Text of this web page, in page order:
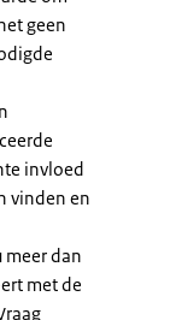
geen
invloed
vinden en
meer dan
met de